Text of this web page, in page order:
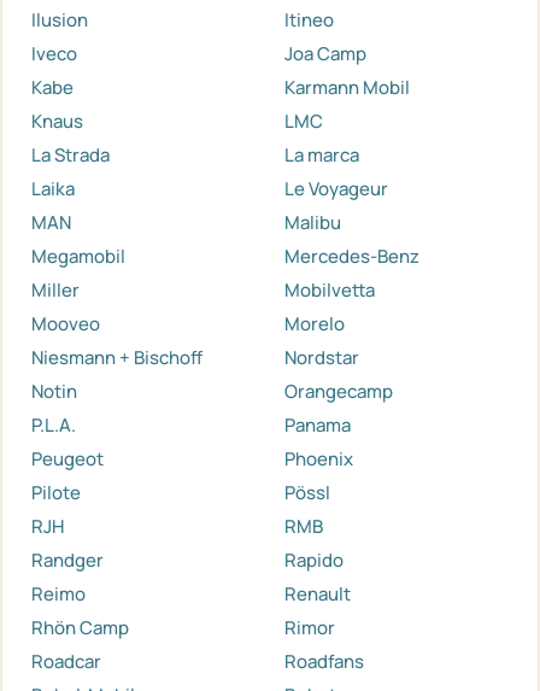
Ilusion
Itineo
Iveco
Joa Camp
Kabe
Karmann Mobil
Knaus
LMC
La Strada
La marca
Laika
Le Voyageur
MAN
Malibu
Megamobil
Mercedes-Benz
Miller
Mobilvetta
Mooveo
Morelo
Niesmann + Bischoff
Nordstar
Notin
Orangecamp
P.L.A.
Panama
Peugeot
Phoenix
Pilote
Pössl
RJH
RMB
Randger
Rapido
Reimo
Renault
Rhön Camp
Rimor
Roadcar
Roadfans